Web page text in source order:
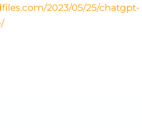
2023/05/25/chatgpt-